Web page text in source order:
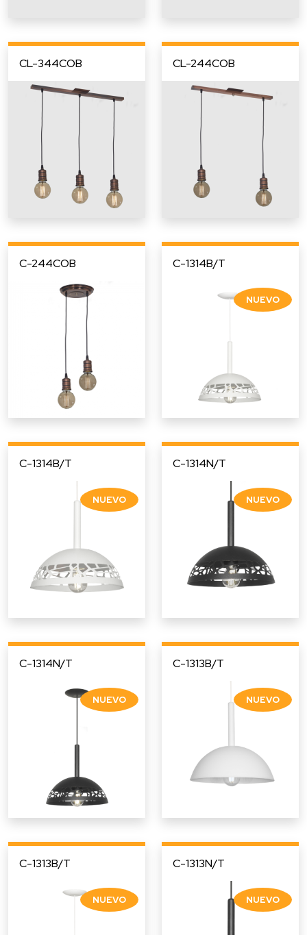
CL-344COB CL-244COB
C-244COB C-1314B/T
C-1314B/T C-1314N/T
C-1314N/T C-1313B/T
C-1313B/T C-1313N/T